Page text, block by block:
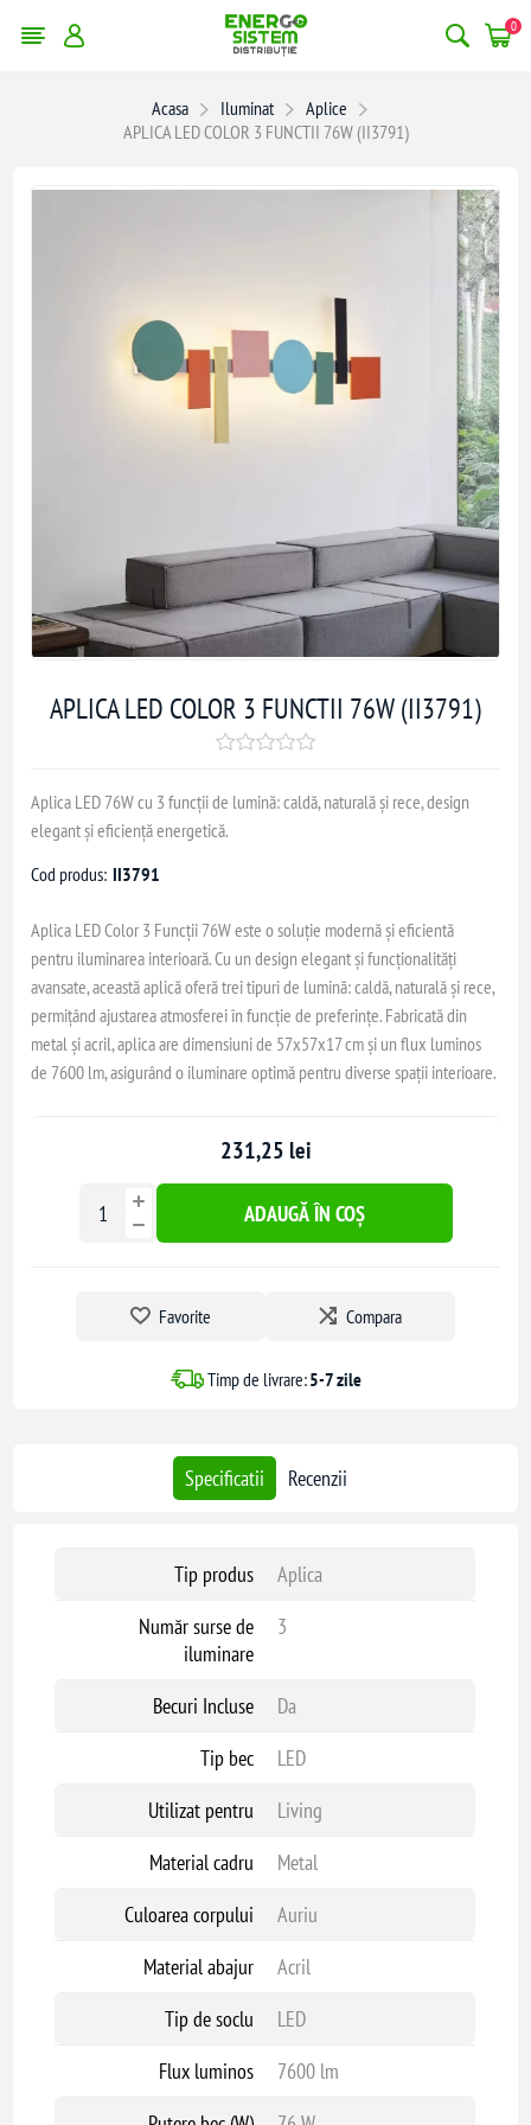
0
Acasa Iluminat
Aplice
APLICA LED COLOR 3 FUNCTII 76W (II3791)
APLICA LED COLOR 3 FUNCTII 76W (II3791)
Aplica LED 76W cu 3 funcții de lumină: caldă, naturală și rece, design
elegant și eficiență energetică.
Cod produs: II3791
Aplica LED Color 3 Funcții 76W este o soluție modernă și eficientă
pentru iluminarea interioară. Cu un design elegant și funcționalități
avansate, această aplică oferă trei tipuri de lumină: caldă, naturală și rece,
permițând ajustarea atmosferei în funcție de preferințe. Fabricată din
metal și acril, aplica are dimensiuni de 57x57x17 cm și un flux luminos
de 7600 lm, asigurând o iluminare optimă pentru diverse spații interioare.
231,25 lei
ADAUGĂ ÎN COȘ
Favorite Compara
Timp de livrare:5-7 zile
Specificatii Recenzii
Tip produs
Aplica
Număr surse de
iluminare
3
Becuri Incluse
Da
Tip bec
LED
Utilizat pentru
Living
Material cadru
Metal
Culoarea corpului
Auriu
Material abajur
Acril
Tip de soclu
LED
Flux luminos
7600 lm